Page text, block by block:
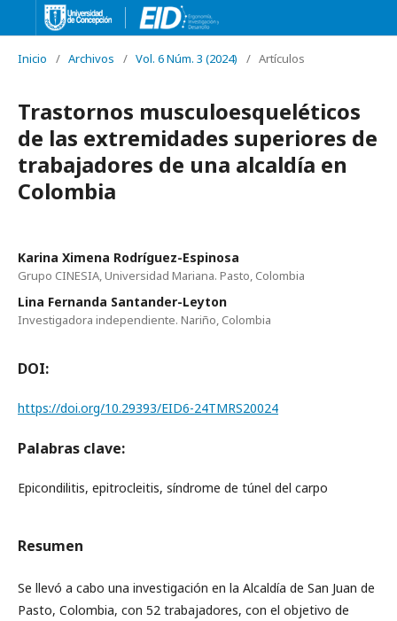
Inicio / Archivos / Vol. 6 Núm. 3 (2024) / Artículos
Trastornos musculoesqueléticos
de las extremidades superiores de
trabajadores de una alcaldía en
Colombia
Karina Ximena Rodríguez-Espinosa
Grupo CINESIA, Universidad Mariana. Pasto, Colombia
Lina Fernanda Santander-Leyton
Investigadora independiente. Nariño, Colombia
DOI:
https://doi.org/10.29393/EID6-24TMRS20024
Palabras clave:
Epicondilitis, epitrocleitis, síndrome de túnel del carpo
Resumen
Se llevó a cabo una investigación en la Alcaldía de San Juan de
Pasto, Colombia, con 52 trabajadores, con el objetivo de